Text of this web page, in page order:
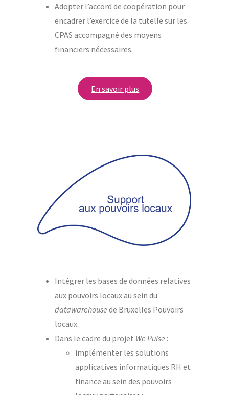
Adopter l’accord de coopération pour
encadrer l’exercice de la tutelle sur les
CPAS accompagné des moyens
financiers nécessaires.
En savoir plus
Intégrer les bases de données relatives
aux pouvoirs locaux au sein du
datawarehouse de Bruxelles Pouvoirs
locaux.
Dans le cadre du projet We Pulse :
implémenter les solutions
applicatives informatiques RH et
finance au sein des pouvoirs